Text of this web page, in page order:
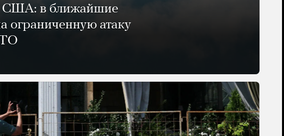
США: в ближайшие
ограниченную атаку